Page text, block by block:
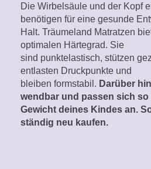
Die Wirbelsäule und der Kopf
benötigen für eine gesunde
Halt. Träumeland Matratzen
optimalen Härtegrad. Sie
sind punktelastisch, stützen
entlasten Druckpunkte und
bleiben formstabil. Darüber
wendbar und passen sich so
Gewicht deines Kindes an.
ständig neu kaufen.